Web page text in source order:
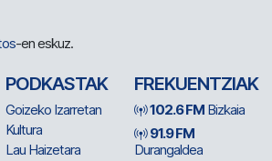
-en eskuz.
PODKASTAK
Goizeko Izarretan
Kultura
Lau Haizetara
FREKUENTZIAK
102.6 FM Bizkaia
91.9 FM
Durangaldea